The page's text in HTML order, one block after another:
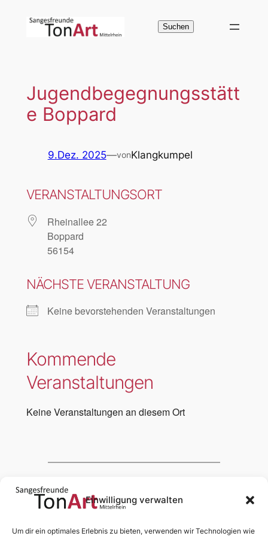
Einwilligung verwalten
Um dir ein optimales Erlebnis zu bieten, verwenden wir Technologien wie
Suchen
Suchen
Jugendbegegnungsstätt
e Boppard
9.Dez. 2025—vonKlangkumpel
VERANSTALTUNGSORT
Rheinallee 22
Boppard
56154
NÄCHSTE VERANSTALTUNG
Keine bevorstehenden Veranstaltungen
Kommende
Veranstaltungen
Keine Veranstaltungen an diesem Ort
Das wird dich auch
interessieren: